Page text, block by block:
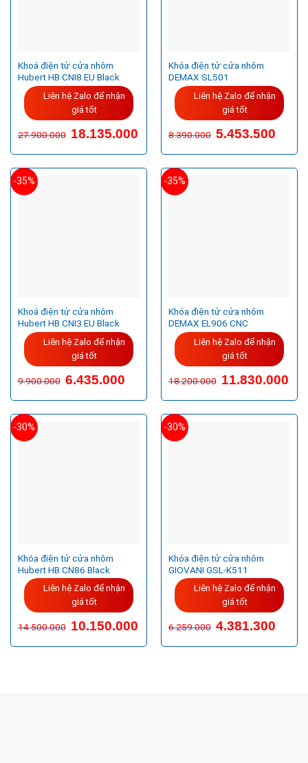
Khoá điện tử cửa nhôm
Hubert HB CNI8 EU Black
Liên hệ Zalo để nhận
giá tốt
27.900.000 Giá
gốc
27.900.000VND.
18.135.000Giá
hiện
là:
18.135.000VND.
Khóa điện tử cửa nhôm
DEMAX SL501
Liên hệ Zalo để nhận
giá tốt
8.390.000 5.453.500
-35%
Khoá điện tử cửa nhôm
Hubert HB CNI3 EU Black
Liên hệ Zalo để nhận
giá tốt
9.900.000 Giá
gốc
9.900.000VND.
6.435.000Giá
hiện
là:
6.435.000VND.
-35%
Khóa điện tử cửa nhôm
DEMAX EL906 CNC
Liên hệ Zalo để nhận
giá tốt
18.200.000 11.830.000
-30%
Khóa điện tử cửa nhôm
Hubert HB CN86 Black
Liên hệ Zalo để nhận
giá tốt
14.500.000 Giá
gốc
14.500.000VND.
10.150.000Giá
hiện
là:
-30%
Khóa điện tử cửa nhôm
GIOVANI GSL-K511
Liên hệ Zalo để nhận
giá tốt
6.259.000 4.381.300